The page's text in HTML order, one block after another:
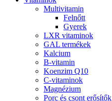
Multivitamin
Felnőtt
Gyerek
LXR vitaminok
GAL termékek
Kalcium
B-vitamin
Koenzim Q10
C-vitaminok
Magnézium
Porc és csont erősítők